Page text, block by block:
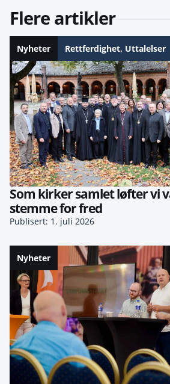
Flere artikler
Nyheter Rettferdighet, Uttalelser
Som kirker samlet løfter vi
stemme for fred
Publisert: 1. juli 2026
Nyheter